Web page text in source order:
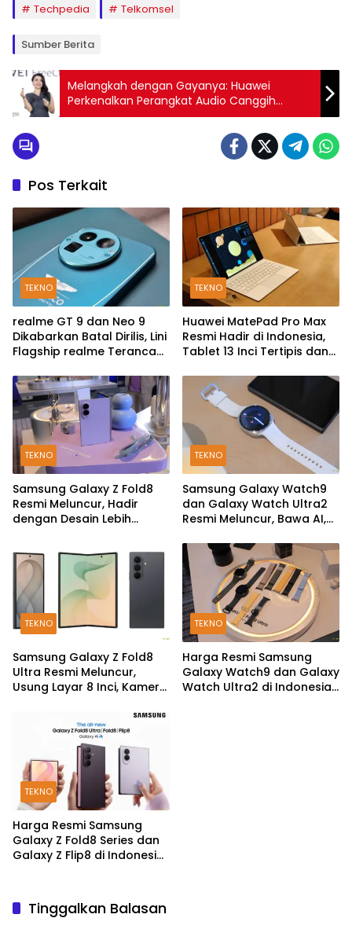
Techpedia
Telkomsel
Sumber Berita
Melangkah dengan Gayanya: Huawei
Perkenalkan Perangkat Audio Canggih
dengan Desain Stylish dan Teknologi Suara
Pos Terkait
TEKNO
realme GT 9 dan Neo 9
Dikabarkan Batal Dirilis, Lini
Flagship realme Terancam
TEKNO
Huawei MatePad Pro Max
Resmi Hadir di Indonesia,
Tablet 13 Inci Tertipis dan
TEKNO
Samsung Galaxy Z Fold8
Resmi Meluncur, Hadir
dengan Desain Lebih
TEKNO
Samsung Galaxy Watch9
dan Galaxy Watch Ultra2
Resmi Meluncur, Bawa AI,
dan Fitur Kesehatan Baru
TEKNO
Samsung Galaxy Z Fold8
Ultra Resmi Meluncur,
Usung Layar 8 Inci, Kamera
TEKNO
Harga Resmi Samsung
Galaxy Watch9 dan Galaxy
Watch Ultra2 di Indonesia,
TEKNO
Harga Resmi Samsung
Galaxy Z Fold8 Series dan
Galaxy Z Flip8 di Indonesia,
Tinggalkan Balasan